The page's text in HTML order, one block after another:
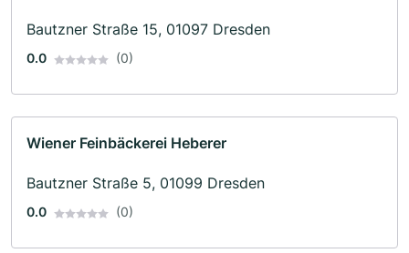
Bautzner Straße 15, 01097 Dresden
0.0 (0)
Wiener Feinbäckerei Heberer
Bautzner Straße 5, 01099 Dresden
0.0 (0)